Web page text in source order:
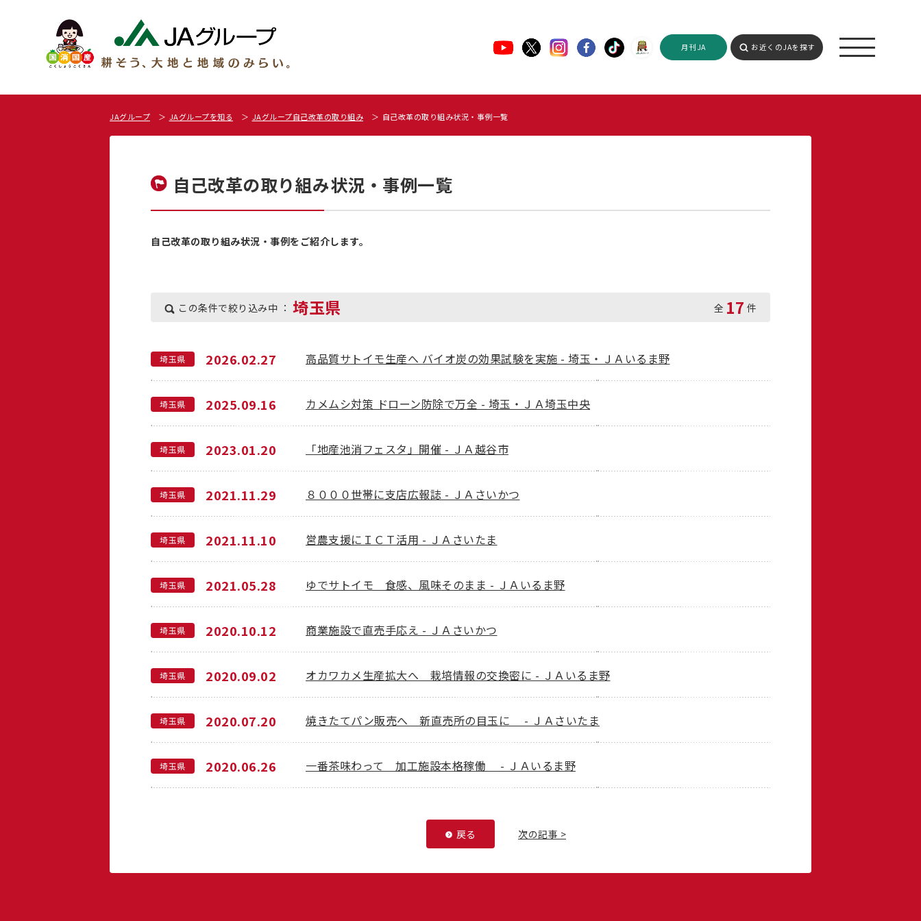
月刊JA お近くのJAを探す
JAグループ JAグループを知る JAグループ自己改革の取り組み 自己改革の取り組み状況・事例一覧
自己改革の取り組み状況・事例一覧
自己改革の取り組み状況・事例をご紹介します。
この条件で絞り込み中 ： 埼玉県 全 17 件
埼玉県 2026.02.27 高品質サトイモ生産へ バイオ炭の効果試験を実施 - 埼玉・ＪＡいるま野
埼玉県 2025.09.16 カメムシ対策 ドローン防除で万全 - 埼玉・ＪＡ埼玉中央
埼玉県 2023.01.20 「地産池消フェスタ」開催 - ＪＡ越谷市
埼玉県 2021.11.29 ８０００世帯に支店広報誌 - ＪＡさいかつ
埼玉県 2021.11.10 営農支援にＩＣＴ活用 - ＪＡさいたま
埼玉県 2021.05.28 ゆでサトイモ 食感、風味そのまま - ＪＡいるま野
埼玉県 2020.10.12 商業施設で直売手応え - ＪＡさいかつ
埼玉県 2020.09.02 オカワカメ生産拡大へ 栽培情報の交換密に - ＪＡいるま野
埼玉県 2020.07.20 焼きたてパン販売へ 新直売所の目玉に - ＪＡさいたま
埼玉県 2020.06.26 一番茶味わって 加工施設本格稼働 - ＪＡいるま野
次の記事 >
戻る